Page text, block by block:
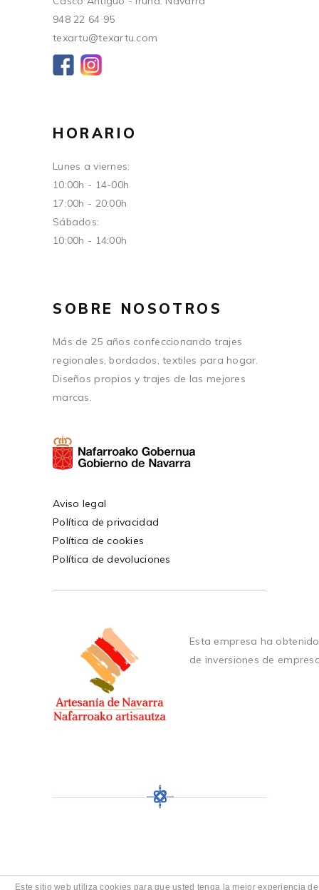
948 22 64 95
texartu@texartu.com
HORARIO
Lunes a viernes:
10:00h - 14-00h
17:00h - 20:00h
Sábados:
10:00h - 14:00h
SOBRE NOSOTROS
Más de 25 años confeccionando trajes
regionales, bordados, textiles para hogar.
Diseños propios y trajes de las mejores
marcas.
Aviso legal
Política de privacidad
Política de cookies
Política de devoluciones
Esta empresa ha
de inversiones de
Este sitio web utiliza cookies para que usted tenga la mejor experiencia de